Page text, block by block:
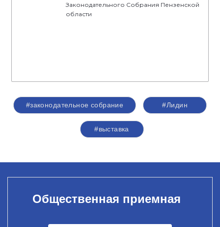
Законодательного Собрания Пензенской
области
#законодательное собрание #Лидин
#выставка
Общественная приемная